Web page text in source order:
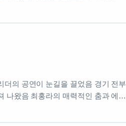
의 공연이 눈길을 끌었음 경기 전부
나왔음 최홍라의 매력적인 춤과 에너